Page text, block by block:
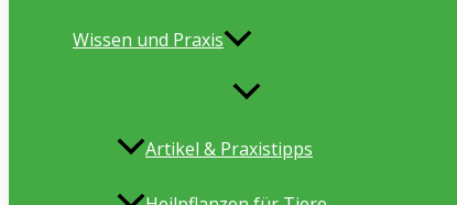
Wissen und Praxis
Artikel & Praxistipps